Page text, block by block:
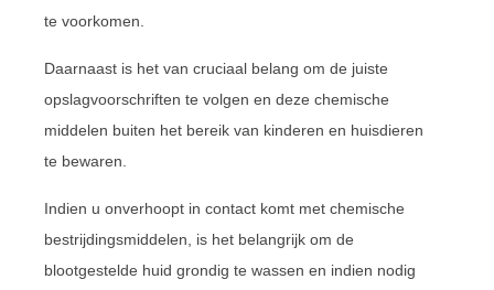
te voorkomen.
Daarnaast is het van cruciaal belang om de juiste
opslagvoorschriften te volgen en deze chemische
middelen buiten het bereik van kinderen en huisdieren
te bewaren.
Indien u onverhoopt in contact komt met chemische
bestrijdingsmiddelen, is het belangrijk om de
blootgestelde huid grondig te wassen en indien nodig